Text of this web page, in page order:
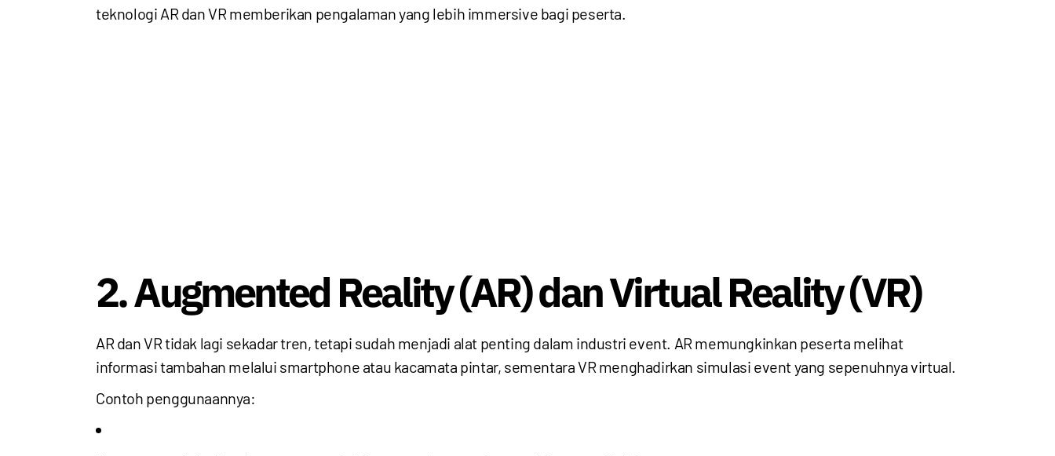
teknologi AR dan VR memberikan pengalaman yang lebih immersive bagi peserta.
2. Augmented Reality (AR) dan Virtual Reality (VR)
AR dan VR tidak lagi sekadar tren, tetapi sudah menjadi alat penting dalam industri event. AR memungkinkan peserta melihat
informasi tambahan melalui smartphone atau kacamata pintar, sementara VR menghadirkan simulasi event yang sepenuhnya virtual.
Contoh penggunaannya: